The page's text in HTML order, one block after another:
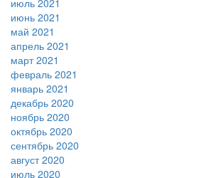
июль 2021
июнь 2021
май 2021
апрель 2021
март 2021
февраль 2021
январь 2021
декабрь 2020
ноябрь 2020
октябрь 2020
сентябрь 2020
август 2020
июль 2020